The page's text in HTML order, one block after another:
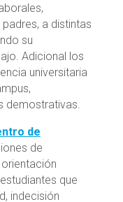
a distintas
su
Adicional los
universitaria
demostrativas.
de
de
que
indecisión